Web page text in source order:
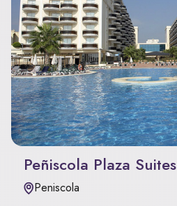
Peñiscola Plaza Suites
Peniscola